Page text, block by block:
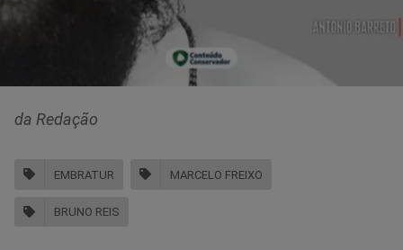
da Redação
EMBRATUR MARCELO FREIXO
BRUNO REIS